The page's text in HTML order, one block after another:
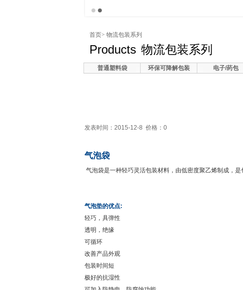
首页> 物流包装系列
Products 物流包装系列
普通塑料袋 环保可降解包装 电子/药包
发表时间：2015-12-8 价格：0
气泡袋
气泡袋是一种轻巧灵活包装材料，由低密度聚乙烯制成，
气泡垫的优点:
轻巧，具弹性
透明，绝缘
可循环
改善产品外观
包装时间短
极好的抗湿性